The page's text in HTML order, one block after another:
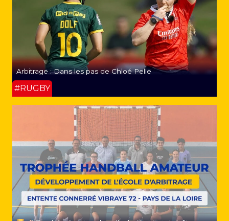
Arbitrage : Dans les pas de Chloé Pelle
#RUGBY